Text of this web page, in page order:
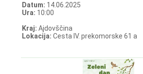
Datum: 14.06.2025
Ura: 10:00
Kraj: Ajdovščina
Lokacija: Cesta IV. prekomorske 61 a